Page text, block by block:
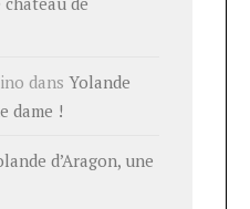
dans Yolande
dame !
d’Aragon, une